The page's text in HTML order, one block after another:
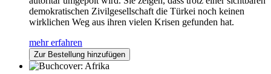
demokratischen Zivilgesellschaft die Türkei noch keinen
wirklichen Weg aus ihren vielen Krisen gefunden hat.
mehr erfahren
Zur Bestellung hinzufügen